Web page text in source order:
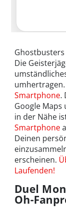
Die
Smartphone.
Google Maps
in der Nähe
Smartphone
Deinen
erscheinen.
Laufenden!
Duel
Oh-